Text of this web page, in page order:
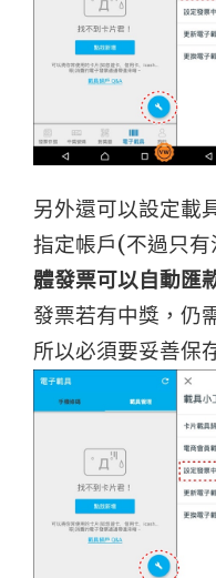
另外還可以設定載
指定帳戶(不過只
體發票可以自動匯
發票若有中獎，仍
所以必須要妥善保